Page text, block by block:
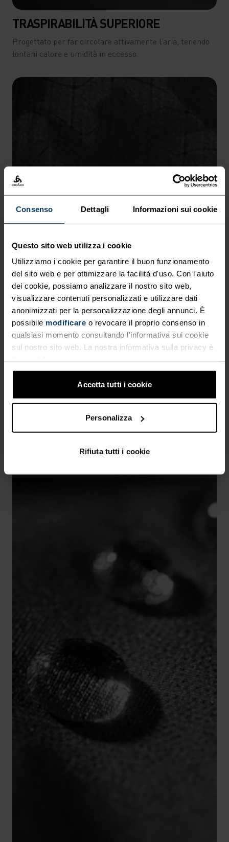
Consenso Dettagli Informazioni sui cookie
Questo sito web utilizza i cookie
Utilizziamo i cookie per garantire il buon funzionamento
del sito web e per ottimizzare la facilità d'uso. Con l'aiuto
dei cookie, possiamo analizzare il nostro sito web,
visualizzare contenuti personalizzati e utilizzare dati
anonimizzati per la personalizzazione degli annunci. È
possibile modificare o revocare il proprio consenso in
qualsiasi momento consultando l'informativa sui cookie
sul nostro sito web. La nostra informativa sulla privacy è
Accetta tutti i cookie
Personalizza
Rifiuta tutti i cookie
TRASPIRABILITÀ SUPERIORE
Progettato per far circolare attivamente l’aria, tenendo
lontani calore e umidità in eccesso.
Blocca il vento freddo e trattiene il calore.